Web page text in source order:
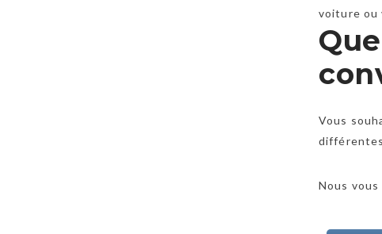
voiture ou
Vous
Nous